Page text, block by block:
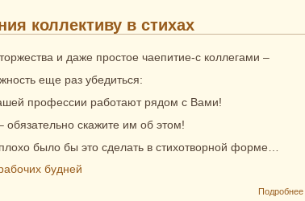
коллективу в стихах
и даже простое чаепитие-с коллегами –
еще раз убедиться:
профессии работают рядом с Вами!
обязательно скажите им об этом!
было бы это сделать в стихотворной форме…
будней
Подробнее